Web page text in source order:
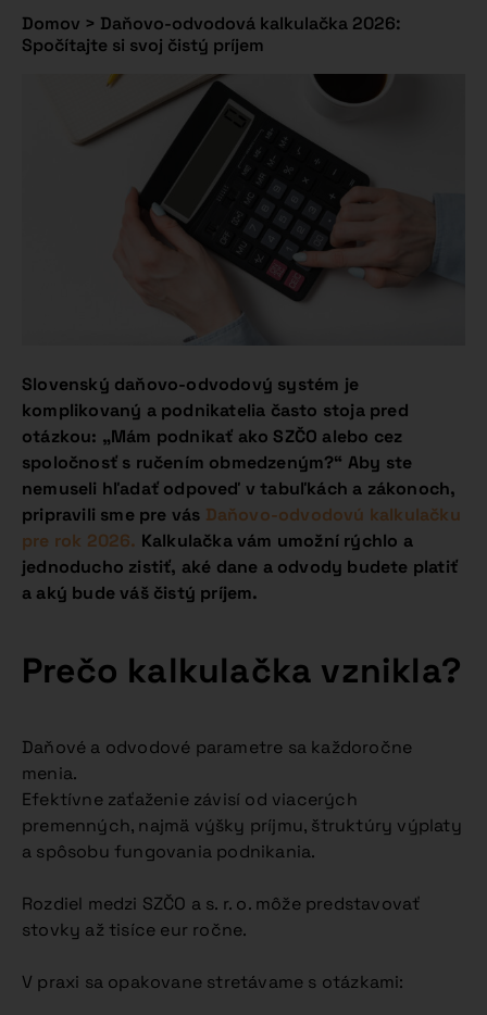
Domov > Daňovo-odvodová kalkulačka 2026:
Spočítajte si svoj čistý príjem
Slovenský daňovo-odvodový systém je
komplikovaný a podnikatelia často stoja pred
otázkou: „Mám podnikať ako SZČO alebo cez
spoločnosť s ručením obmedzeným?“ Aby ste
nemuseli hľadať odpoveď v tabuľkách a zákonoch,
pripravili sme pre vás Daňovo-odvodovú kalkulačku
pre rok 2026. Kalkulačka vám umožní rýchlo a
jednoducho zistiť, aké dane a odvody budete platiť
a aký bude váš čistý príjem.
Prečo kalkulačka vznikla?
Daňové a odvodové parametre sa každoročne
menia.
Efektívne zaťaženie závisí od viacerých
premenných, najmä výšky príjmu, štruktúry výplaty
a spôsobu fungovania podnikania.
Rozdiel medzi SZČO a s. r. o. môže predstavovať
stovky až tisíce eur ročne.
V praxi sa opakovane stretávame s otázkami: